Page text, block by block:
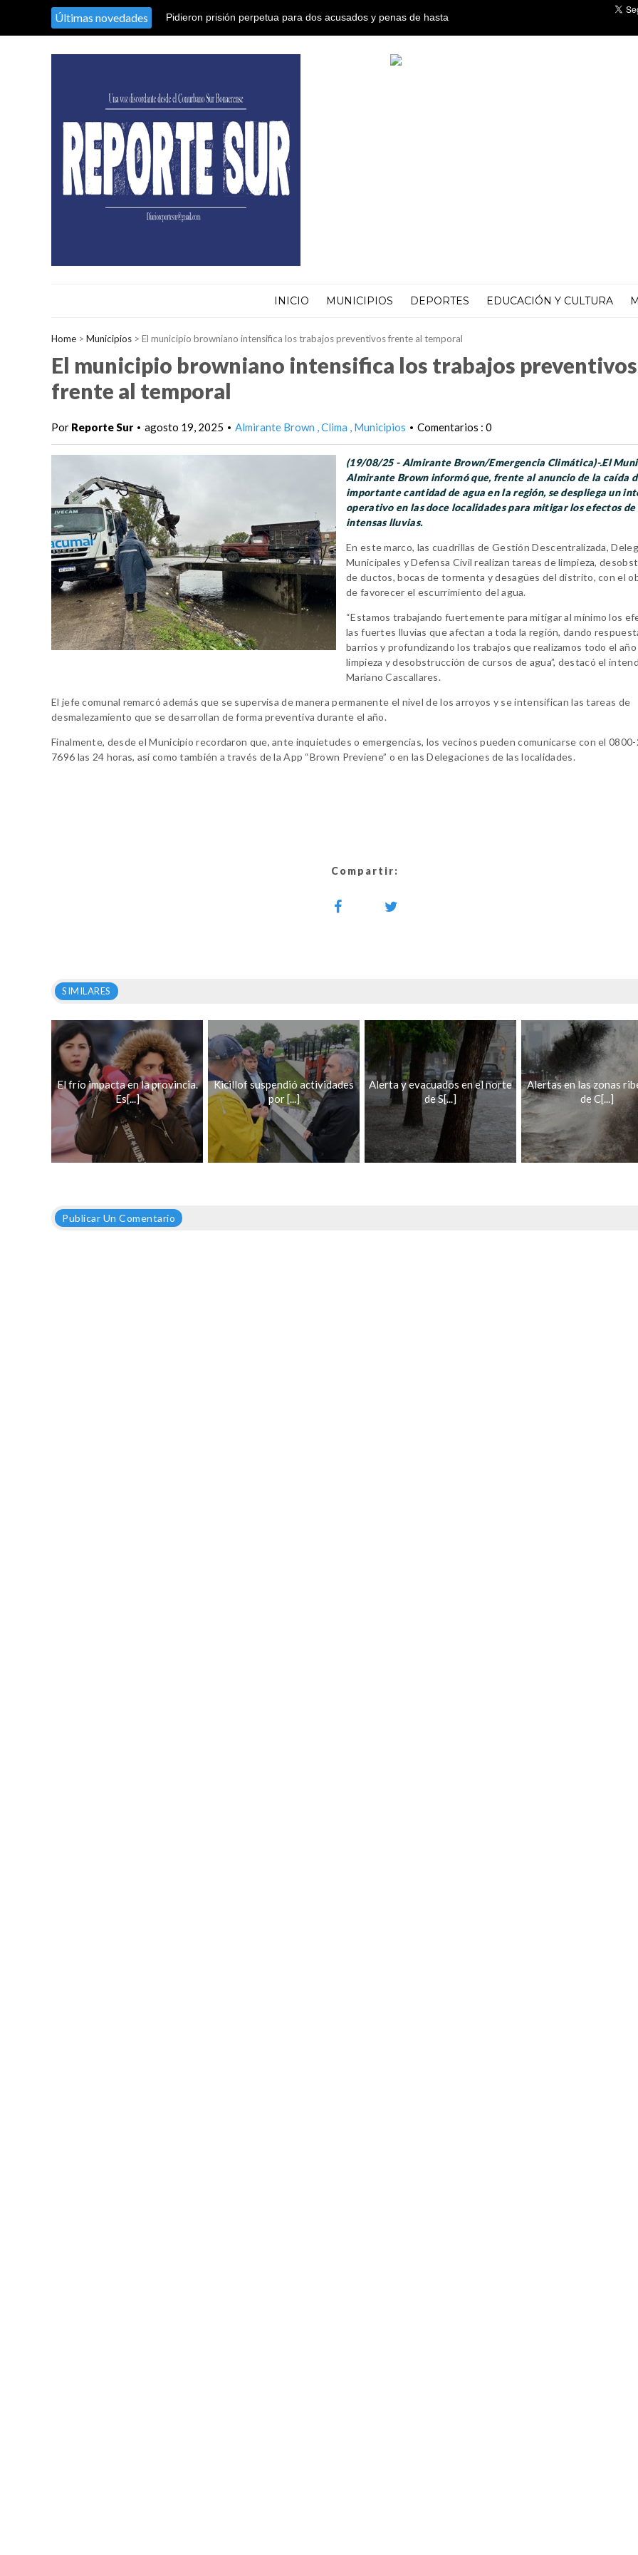
Últimas novedades
Pidieron prisión perpetua para dos acusados y penas de hasta
INICIO MUNICIPIOS DEPORTES EDUCACIÓN Y CULTURA
Home > Municipios > El municipio browniano intensifica los trabajos preventivos frente al temporal
El municipio browniano intensifica los trabajos preventivos
frente al temporal
Por Reporte Sur • agosto 19, 2025 • Almirante Brown Clima Municipios • Comentarios : 0
(19/08/25 - Almirante Brown/Emergencia Climática)-.El
Almirante Brown informó que, frente al anuncio de la caída
importante cantidad de agua en la región, se despliega un
operativo en las doce localidades para mitigar los efectos de
intensas lluvias.
En este marco, las cuadrillas de Gestión Descentralizada,
Municipales y Defensa Civil realizan tareas de limpieza,
de ductos, bocas de tormenta y desagües del distrito, con el
de favorecer el escurrimiento del agua.
“Estamos trabajando fuertemente para mitigar al mínimo los
las fuertes lluvias que afectan a toda la región, dando
barrios y profundizando los trabajos que realizamos todo el
limpieza y desobstrucción de cursos de agua”, destacó el
Mariano Cascallares.
El jefe comunal remarcó además que se supervisa de manera permanente el nivel de los arroyos y se intensifican las tareas de
desmalezamiento que se desarrollan de forma preventiva durante el año.
Finalmente, desde el Municipio recordaron que, ante inquietudes o emergencias, los vecinos pueden comunicarse con el
7696 las 24 horas, así como también a través de la App “Brown Previene” o en las Delegaciones de las localidades.
Compartir:
SIMILARES
El frío impacta en la provincia.
Es[...]
Kicillof suspendió actividades
por [...]
Alerta y evacuados en el norte
de S[...]
Alertas en las zonas
de C[...]
Publicar Un Comentario